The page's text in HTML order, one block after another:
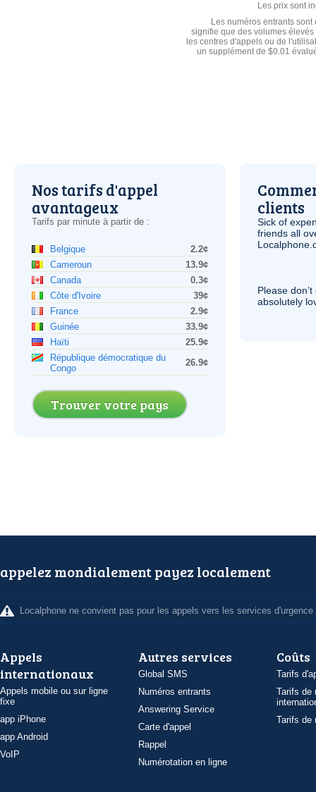
Les prix sont
Les numéros entrants
signifie que des volumes
les centres d'appels ou de
un supplément de $0.01
Nos tarifs d'appel
avantageux
Tarifs par minute à partir de :
Belgique
2.2¢
Cameroun
13.9¢
Canada
0.3¢
Côte d'Ivoire
39¢
France
2.9¢
Guinée
33.9¢
Haïti
25.9¢
République démocratique du
Congo
26.9¢
Trouver votre pays
clients
Sick of
friends all
Please
absolutely
appelez mondialement payez localement
Localphone ne convient pas pour les appels vers les services d'urgence
Appels
internationaux
Appels mobile ou sur ligne
fixe
app iPhone
app Android
VoIP
Autres services
Global SMS
Numéros entrants
Answering Service
Carte d'appel
Rappel
Numérotation en ligne
Coûts
Tarifs
Tarifs de
Tarifs de